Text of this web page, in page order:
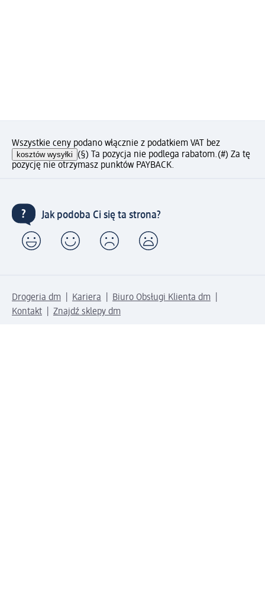
Wszystkie ceny podano włącznie z podatkiem VAT bez
kosztów wysyłki (§) Ta pozycja nie podlega rabatom.(#) Za tę
pozycję nie otrzymasz punktów PAYBACK.
Jak podoba Ci się ta strona?
Drogeria dm Kariera
Biuro Obsługi Klienta dm
Kontakt
Znajdź sklepy dm